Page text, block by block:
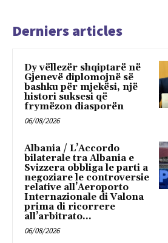
Derniers articles
Dy vëllezër shqiptarë në
Gjenevë diplomojnë së
bashku për mjekësi, një
histori suksesi që
frymëzon diasporën
06/08/2026
Albania / L’Accordo
bilaterale tra Albania e
Svizzera obbliga le parti a
negoziare le controversie
relative all’Aeroporto
Internazionale di Valona
prima di ricorrere
all’arbitrato...
06/08/2026